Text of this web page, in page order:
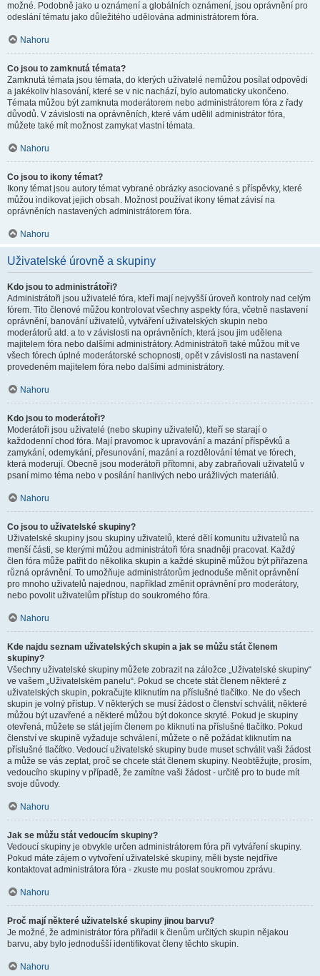
možné. Podobně jako u oznámení a globálních oznámení, jsou oprávnění pro
odeslání tématu jako důležitého udělována administrátorem fóra.
Nahoru
Co jsou to zamknutá témata?
Zamknutá témata jsou témata, do kterých uživatelé nemůžou posílat odpovědi
a jakékoliv hlasování, které se v nic nachází, bylo automaticky ukončeno.
Témata můžou být zamknuta moderátorem nebo administrátorem fóra z řady
důvodů. V závislosti na oprávněních, které vám udělil administrátor fóra,
můžete také mít možnost zamykat vlastní témata.
Nahoru
Co jsou to ikony témat?
Ikony témat jsou autory témat vybrané obrázky asociované s příspěvky, které
můžou indikovat jejich obsah. Možnost používat ikony témat závisí na
oprávněních nastavených administrátorem fóra.
Nahoru
Uživatelské úrovně a skupiny
Kdo jsou to administrátoři?
Administrátoři jsou uživatelé fóra, kteří mají nejvyšší úroveň kontroly nad celým
fórem. Tito členové můžou kontrolovat všechny aspekty fóra, včetně nastavení
oprávnění, banování uživatelů, vytváření uživatelských skupin nebo
moderátorů atd. a to v závislosti na oprávněních, která jsou jim udělena
majitelem fóra nebo dalšími administrátory. Administrátoři také můžou mít ve
všech fórech úplné moderátorské schopnosti, opět v závislosti na nastavení
provedeném majitelem fóra nebo dalšími administrátory.
Nahoru
Kdo jsou to moderátoři?
Moderátoři jsou uživatelé (nebo skupiny uživatelů), kteří se starají o
každodenní chod fóra. Mají pravomoc k upravování a mazání příspěvků a
zamykání, odemykání, přesunování, mazání a rozdělování témat ve fórech,
která moderují. Obecně jsou moderátoři přítomni, aby zabraňovali uživatelů v
psaní mimo téma nebo v posílání hanlivých nebo urážlivých materiálů.
Nahoru
Co jsou to uživatelské skupiny?
Uživatelské skupiny jsou skupiny uživatelů, které dělí komunitu uživatelů na
menší části, se kterými můžou administrátoři fóra snadněji pracovat. Každý
člen fóra může patřit do několika skupin a každé skupině můžou být přiřazena
různá oprávnění. To umožňuje administrátorům jednoduše měnit oprávnění
pro mnoho uživatelů najednou, například změnit oprávnění pro moderátory,
nebo povolit uživatelům přístup do soukromého fóra.
Nahoru
Kde najdu seznam uživatelských skupin a jak se můžu stát členem
skupiny?
Všechny uživatelské skupiny můžete zobrazit na záložce „Uživatelské skupiny“
ve vašem „Uživatelském panelu“. Pokud se chcete stát členem některé z
uživatelských skupin, pokračujte kliknutím na příslušné tlačítko. Ne do všech
skupin je volný přístup. V některých se musí žádost o členství schválit, některé
můžou být uzavřené a některé můžou být dokonce skryté. Pokud je skupiny
otevřená, můžete se stát jejím členem po kliknutí na příslušné tlačítko. Pokud
členství ve skupině vyžaduje schválení, můžete o ně požádat kliknutím na
příslušné tlačítko. Vedoucí uživatelské skupiny bude muset schválit vaši žádost
a může se vás zeptat, proč se chcete stát členem skupiny. Neobtěžujte, prosím,
vedoucího skupiny v případě, že zamítne vaši žádost - určitě pro to bude mít
svoje důvody.
Nahoru
Jak se můžu stát vedoucím skupiny?
Vedoucí skupiny je obvykle určen administrátorem fóra při vytváření skupiny.
Pokud máte zájem o vytvoření uživatelské skupiny, měli byste nejdříve
kontaktovat administrátora fóra - zkuste mu poslat soukromou zprávu.
Nahoru
Proč mají některé uživatelské skupiny jinou barvu?
Je možné, že administrátor fóra přiřadil k členům určitých skupin nějakou
barvu, aby bylo jednodušší identifikovat členy těchto skupin.
Nahoru